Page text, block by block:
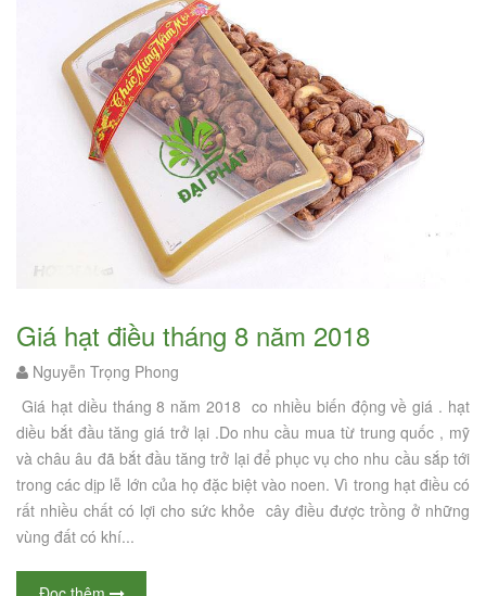
Giá hạt điều tháng 8 năm 2018
Nguyễn Trọng Phong
Giá hạt diều tháng 8 năm 2018 co nhiều biến động về giá . hạt
diều bắt đầu tăng giá trở lại .Do nhu cầu mua từ trung quốc , mỹ
và châu âu đã bắt đầu tăng trở lại để phục vụ cho nhu cầu sắp tới
trong các dịp lễ lớn của họ đặc biệt vào noen. Vì trong hạt điều có
rất nhiều chất có lợi cho sức khỏe cây điều được trồng ở những
vùng đất có khí...